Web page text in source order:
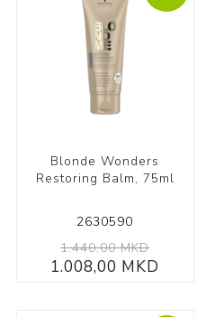
Blonde Wonders
Restoring Balm, 75ml
2630590
1.440,00 MKD
1.008,00 MKD